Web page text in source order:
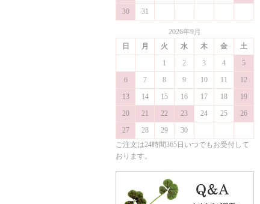
30
31
2026年9月
日
月 火 水 木 金
土
1
2 3 4
5
6
7 8 9 10 11
12
13
14 15 16 17 18
19
20
21 22 23 24 25
26
27
28 29
30
ご注文は24時間365日いつでもお受付して
おります。